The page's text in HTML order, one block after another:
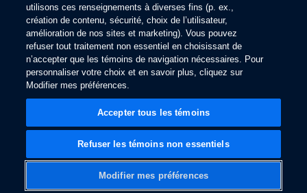
utilisons ces renseignements à diverses fins (p. ex.,
création de contenu, sécurité, choix de l’utilisateur,
amélioration de nos sites et marketing). Vous pouvez
refuser tout traitement non essentiel en choisissant de
n’accepter que les témoins de navigation nécessaires. Pour
personnaliser votre choix et en savoir plus, cliquez sur
Modifier mes préférences.
Modifier mes préférences
Refuser les témoins non essentiels
Accepter tous les témoins